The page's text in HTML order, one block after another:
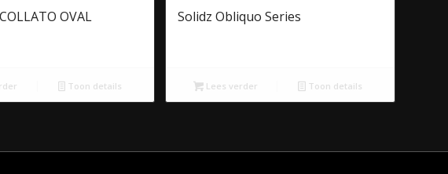
OVAL
Toon details
Solidz Obliquo Series
Lees verder Toon details